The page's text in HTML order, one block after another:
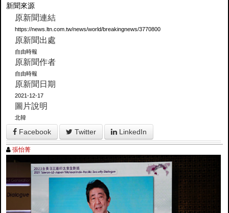
新聞來源
原新聞連結
https://news.ltn.com.tw/news/world/breakingnews/3770800
原新聞出處
自由時報
原新聞作者
自由時報
原新聞日期
2021-12-17
圖片說明
北韓
Facebook Twitter LinkedIn
張怡菁